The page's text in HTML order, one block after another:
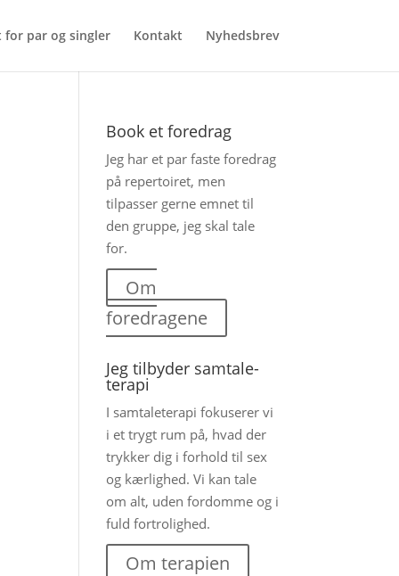
for par og singler Kontakt Nyhedsbrev
Book et foredrag
Jeg har et par faste foredrag
på repertoiret, men
tilpasser gerne emnet til
den gruppe, jeg skal tale
for.
Om
foredragene
Jeg tilbyder samtale-
terapi
I samtaleterapi fokuserer vi
i et trygt rum på, hvad der
trykker dig i forhold til sex
og kærlighed. Vi kan tale
om alt, uden fordomme og i
fuld fortrolighed.
Om terapien